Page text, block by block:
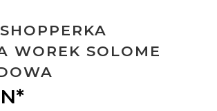
WOREK SOLOME